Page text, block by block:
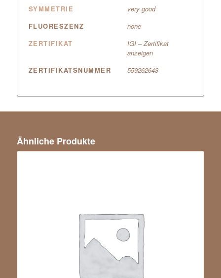
SYMMETRIE
very good
FLUORESZENZ
none
ZERTIFIKAT
IGI – Zertifikat
anzeigen
ZERTIFIKATSNUMMER
559262643
Ähnliche Produkte